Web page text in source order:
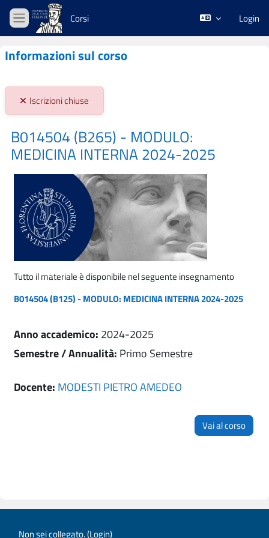
Vai al contenuto principale
Pannello laterale
Corsi Login
Informazioni sul corso
Stato iscrizioni:
Iscrizioni chiuse
B014504 (B265) - MODULO:
MEDICINA INTERNA 2024-2025
Tutto il materiale è disponibile nel seguente insegnamento
B014504 (B125) - MODULO: MEDICINA INTERNA 2024-2025
Anno accademico: 2024-2025
Semestre / Annualità: Primo Semestre
Docente: MODESTI PIETRO AMEDEO
Vai al corso
Non sei collegato. (Login)